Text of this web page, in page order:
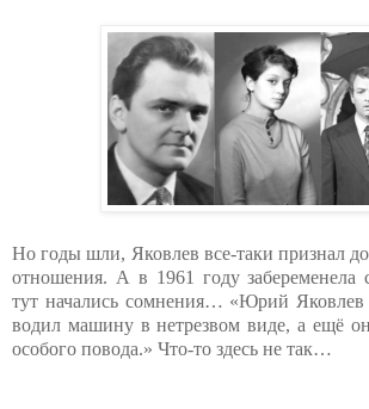
Но годы шли, Яковлев все-таки признал
отношения. А в 1961 году забеременела
тут начались сомнения… «Юрий
водил машину в нетрезвом виде, а ещё он
особого повода.» Что-то здесь не так…